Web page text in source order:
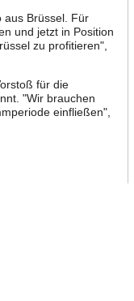
aus Brüssel. Für
und jetzt in Position
zu profitieren",
für die
"Wir brauchen
einfließen",